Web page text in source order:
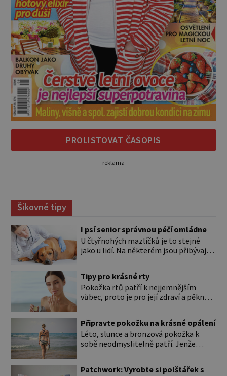
PROLISTOVAT ČASOPIS
reklama
Šikovné tipy
I psí senior správnou péčí omládne
U čtyřnohých mazlíčků je to stejné
jako u lidí. Na některém jsou přibývající
Přesto byste si měli staršího psa více
všímat, aby vám neunikly důležité
signály, že něco není v pořádku. Včasná
život. Hůře tráví U starších […]
Tipy pro krásné rty
Pokožka rtů patří k nejjemnějším
vůbec, proto je pro její zdraví a pěkný
ale také mnohem tenčí povrchovou
vrstvou než ostatní pleť a pokožka.
Nezvláčňují je žádné mazové žlázy,
a náchylné k vysychání a praskání.
Připravte pokožku na krásné opálení
Léto, slunce a bronzová pokožka k
sobě neodmyslitelně patří. Jenže
se kůže. Spálená pokožka není
Patchwork: Vyrobte si polštářek s